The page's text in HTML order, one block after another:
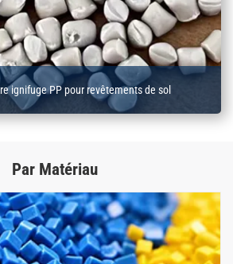
ignifuge PP pour revêtements de sol
Par Matériau